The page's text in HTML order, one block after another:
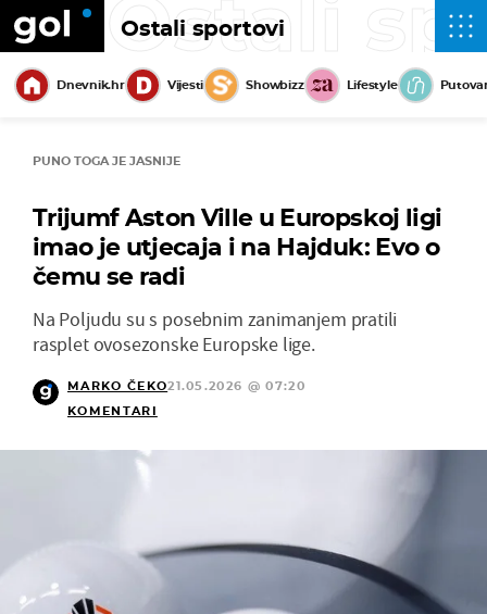
Ostali sportovi
Ostali
Dnevnik.hr Vijesti Showbizz Lifestyle
PUNO TOGA JE JASNIJE
Trijumf Aston Ville u Europskoj ligi
imao je utjecaja i na Hajduk: Evo o
čemu se radi
Na Poljudu su s posebnim zanimanjem pratili
rasplet ovosezonske Europske lige.
MARKO ČEKO21.05.2026 @ 07:20
KOMENTARI